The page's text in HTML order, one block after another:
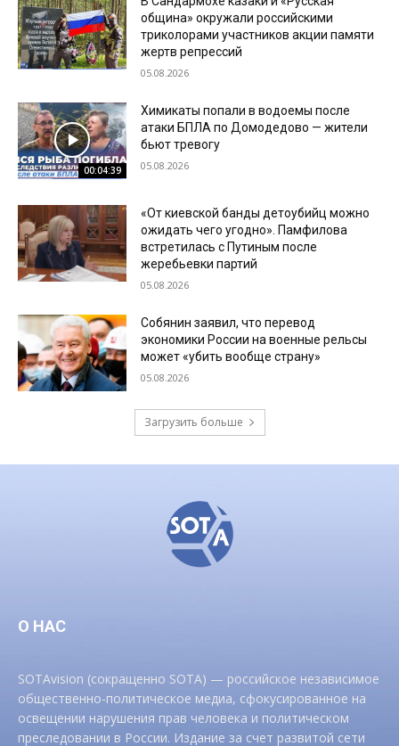
община» окружали российскими
триколорами участников акции памяти
жертв репрессий
05.08.2026
00:04:39
Химикаты попали в водоемы после
атаки БПЛА по Домодедово — жители
бьют тревогу
05.08.2026
«От киевской банды детоубийц можно
ожидать чего угодно». Памфилова
встретилась с Путиным после
жеребьевки партий
05.08.2026
Собянин заявил, что перевод
экономики России на военные рельсы
может «убить вообще страну»
05.08.2026
Загрузить больше
О НАС
SOTAvision (сокращенно SOTA) — российское независимое
общественно-политическое медиа, сфокусированное на
освещении нарушения прав человека и политическом
преследовании в России. Издание за счет развитой сети